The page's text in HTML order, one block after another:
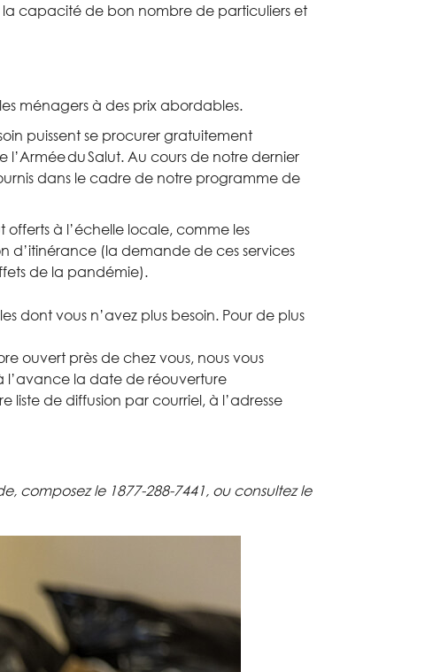
la capacité de bon nombre de particuliers et
ménagers à des prix abordables.
puissent se procurer gratuitement
l’ArméeduSalut. Au cours de notre dernier
dans le cadre de notre programme de
offerts à l’échelle locale, comme les
d’itinérance (la demande de ces services
de la pandémie).
dont vous n’avez plus besoin. Pour de plus
ouvert près de chez vous, nous vous
l’avance la date de réouverture
liste de diffusion par courriel, à l’adresse
composez le 1877-288-7441, ou consultez le